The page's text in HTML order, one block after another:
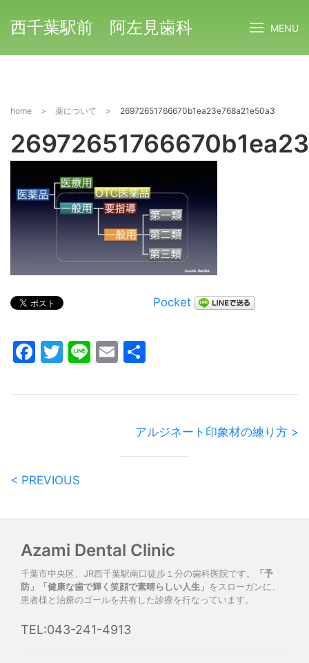
西千葉駅前 阿左見歯科 MENU
home > 薬について > 26972651766670b1ea23e768a21e50a3
Pocket
Facebook
Twitter
LineEmail
アルジネート印象材の練り方 >
< PREVIOUS
Azami Dental Clinic
千葉市中央区、JR西千葉駅南口徒歩１分の歯科医院です。
「予
防」「健康な歯で輝く笑顔で素晴らしい人生」 をスローガンに、
患者様と治療のゴールを共有した診療を行なっています。
TEL:043-241-4913